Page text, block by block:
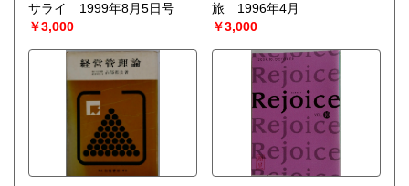
サライ 1999年8月5日号
￥3,000
旅 1996年4月
￥3,000